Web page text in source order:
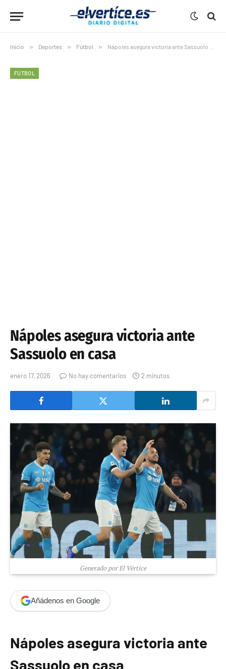
Inicio » Deportes » Fútbol » Nápoles asegura victoria ante Sassuolo en casa
FÚTBOL
Nápoles asegura victoria ante
Sassuolo en casa
enero 17, 2026 No hay comentarios 2 minutos
Generado por El Vértice
Añádenos en Google
Nápoles asegura victoria ante
Sassuolo en casa